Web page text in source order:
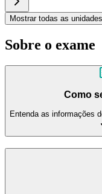
Mostrar todas as unidades
Sobre o exame
Como
Entenda as informações